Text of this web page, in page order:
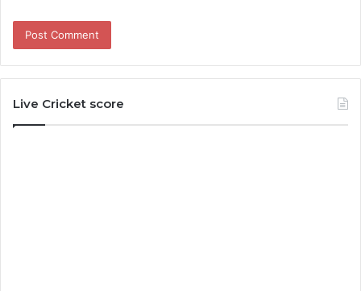
Live Cricket score